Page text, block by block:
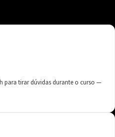
para tirar dúvidas durante o curso —